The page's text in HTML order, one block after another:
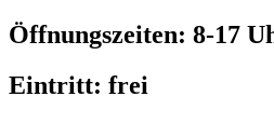
Öffnungszeiten: 8-17
Eintritt: frei